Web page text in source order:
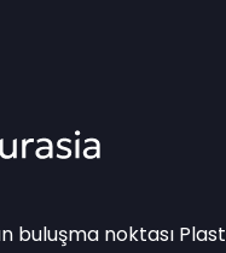
buluşma noktası Plast